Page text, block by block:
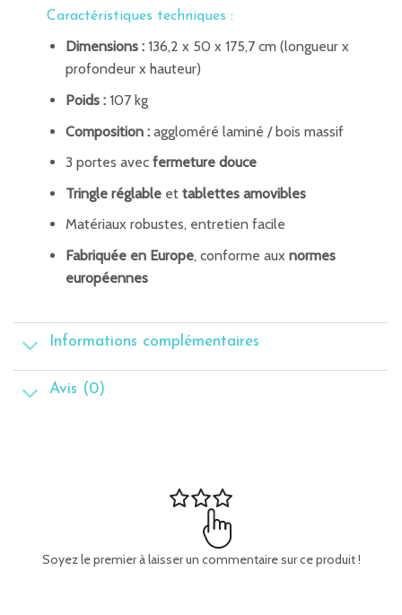
Caractéristiques techniques :
Dimensions :136,2 x 50 x 175,7 cm (longueur x
profondeur x hauteur)
Poids :107 kg
Composition :aggloméré laminé / bois massif
3 portes avec fermeture douce
Tringle réglableet tablettes amovibles
Matériaux robustes, entretien facile
Fabriquée en Europe, conforme aux normes
européennes
Informations complémentaires
Avis (0)
Soyez le premier à laisser un commentaire sur ce produit !